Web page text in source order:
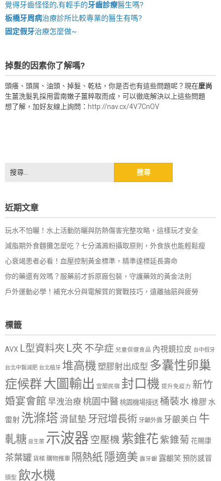
覺得牙齒怪怪的,有輕手的牙齒診療醫生嗎?
板橋牙周病治療診所比較專業的醫生有嗎?
固定假牙治療怎麼做~
掉髮的因素你了解嗎?
頭癢、頭屑、油頭、掉髮、乾枯，你是否也有這些問題呢？現在麼尚
生薑洗髮乳採用雲南嫩子薑粹取而成，可以徹底解決以上這些問題
想了解，加好友線上詢問： http://nav.cx/4V7CnOV
搜
尋
字:
近期文章
玩水不怕曬！水上活動防曬與防熱傷害完整攻略，這樣玩才安全
減脂期外食麵攤怎麼吃？七分滿澱粉攝取原則，外食族也能輕鬆瘦
心衰竭患者必看！血壓控制黃金標準，精準達標延長壽命
你的藥還有效嗎？服藥前才拆原廠包裝，守護藥效的黃金法則
戶外運動必學！補充水分與電解質的實戰技巧，遠離抽筋與疲勞
標籤
AVX L型資料夾 L夾 不孕症 兒童保健食品 內視鏡拉皮 台中假牙
台北中醫減肥 台北植牙 堆高機塑膠射出成型 多囊性卵巢
症候群大圖輸出 宜蘭民宿 封口機 提升免疫力 新竹
婚宴會館 早洩治療 桃園中醫 桃園機場接送 桶裝水 橡膠 水
雷射 洗滌塔 滑鼠墊 牙冠增長術 牙齦外露 牙齦美白 牛
軋糖 益生菌 示波器 空壓機 紫錐花紫錐菊 花賜康
茶葉罐 貨梯 購物推車 隔熱紙 隱適美 露牙齦 露齦笑預防感冒
頭型 飲水機